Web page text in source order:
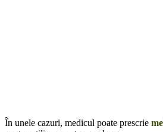
În unele cazuri, medicul poate prescrie